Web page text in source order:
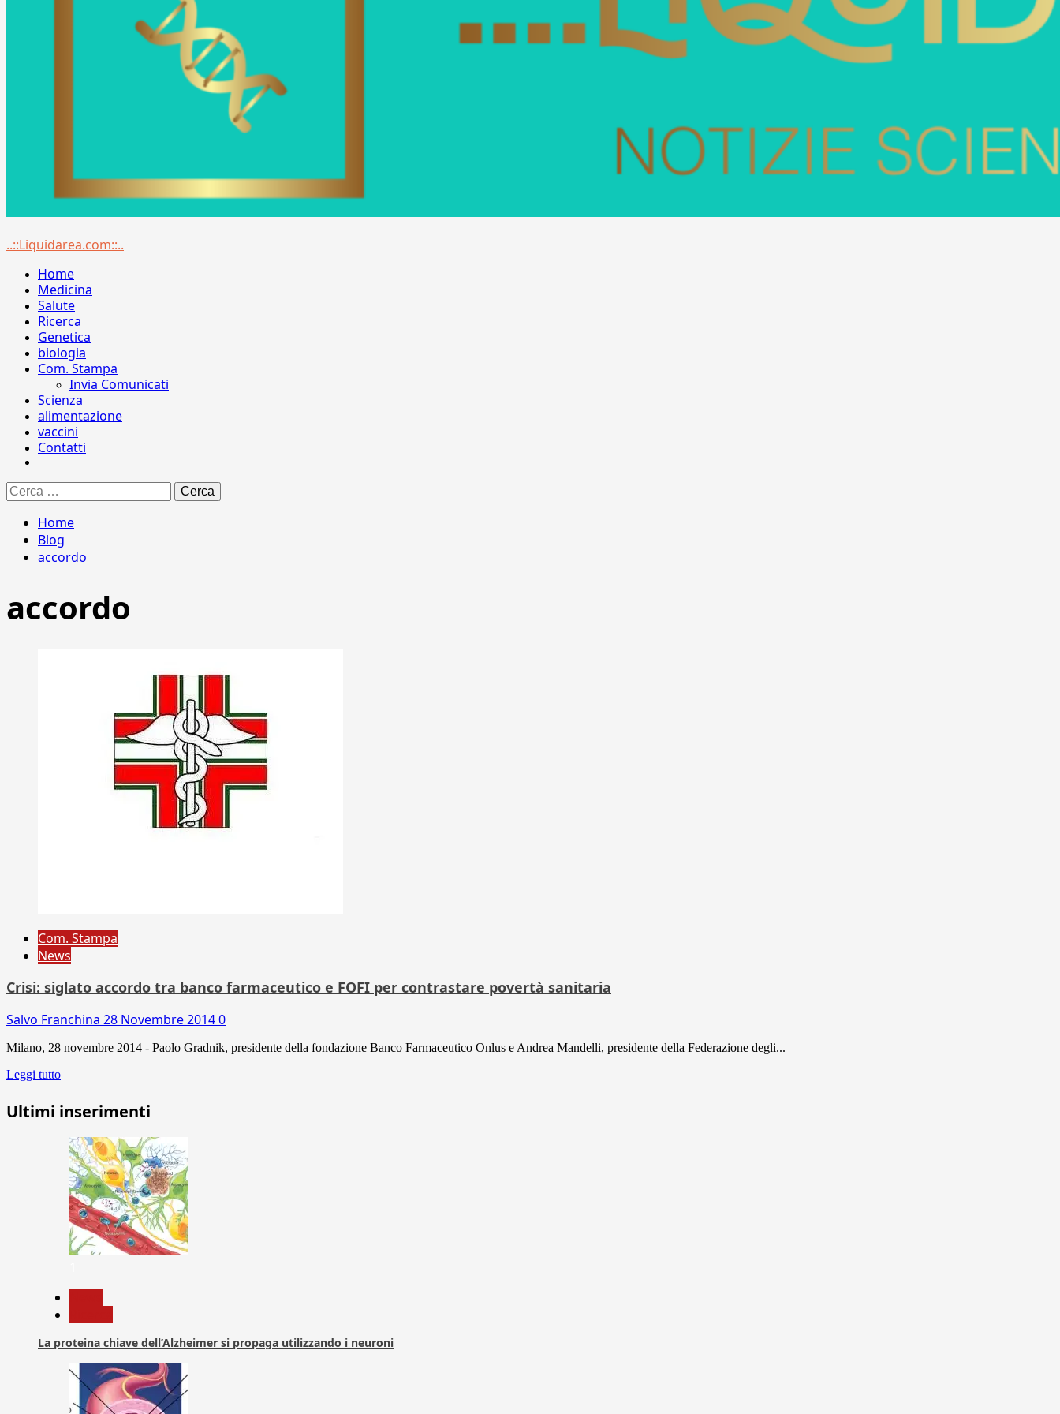
Menu
..::Liquidarea.com::..
Home
Medicina
Salute
Ricerca
Genetica
biologia
Com. Stampa
Invia Comunicati
Scienza
alimentazione
vaccini
Contatti
Ricerca
per:
Home
Blog
accordo
accordo
Com. Stampa
News
Crisi: siglato accordo tra banco farmaceutico e FOFI per contrastare povertà sanitaria
Salvo Franchina 28 Novembre 20140
Milano, 28 novembre 2014 - Paolo Gradnik, presidente della fondazione Banco Farmaceutico Onlus e Andrea Mandelli, presidente della Federazione degli...
Leggi tutto
Ultimi inserimenti
La proteina chiave dell’Alzheimer si propaga utilizzando i neuroni